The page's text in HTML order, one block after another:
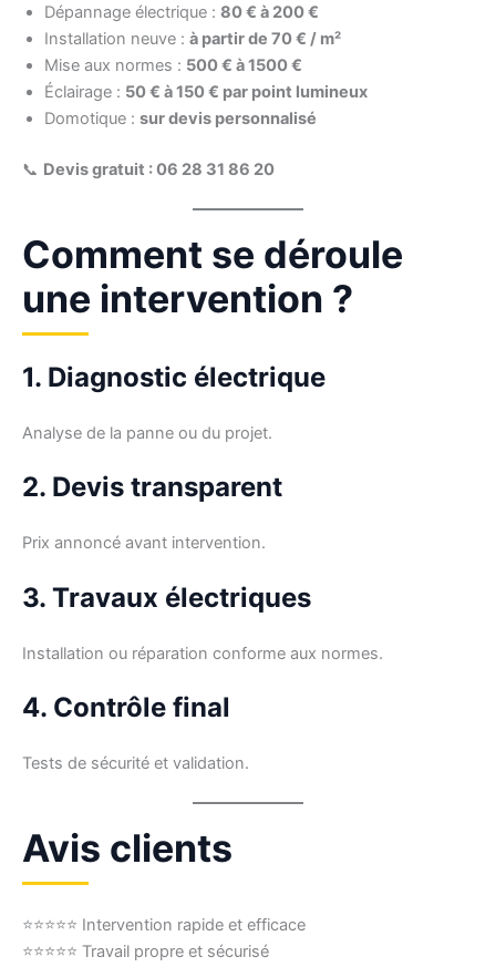
Dépannage électrique : 80 € à 200 €
Installation neuve : à partir de 70 € / m²
Mise aux normes : 500 € à 1500 €
Éclairage : 50 € à 150 € par point lumineux
Domotique : sur devis personnalisé
📞 Devis gratuit : 06 28 31 86 20
Comment se déroule
une intervention ?
1. Diagnostic électrique
Analyse de la panne ou du projet.
2. Devis transparent
Prix annoncé avant intervention.
3. Travaux électriques
Installation ou réparation conforme aux normes.
4. Contrôle final
Tests de sécurité et validation.
Avis clients
⭐⭐⭐⭐⭐ Intervention rapide et efficace
⭐⭐⭐⭐⭐ Travail propre et sécurisé